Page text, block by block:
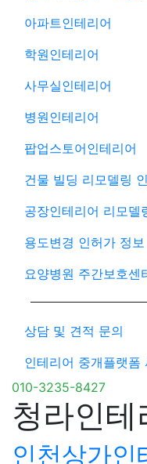
아파트인테리어
학원인테리어
사무실인테리어
병원인테리어
팝업스토어인테리어
건물 빌딩 리모델링
공장인테리어 리모델
용도변경 인허가 정보
요양병원 주간보호센
상담 및 견적 문의
인테리어 중개플랫폼
010-3235-8427
청라인
인천상가인